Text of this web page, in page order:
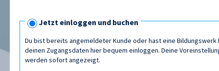
Jetzt einloggen und buchen
Du bist bereits angemeldeter Kunde oder hast eine Bildungswerk
deinen Zugangsdaten hier bequem einloggen. Deine
werden sofort angezeigt.